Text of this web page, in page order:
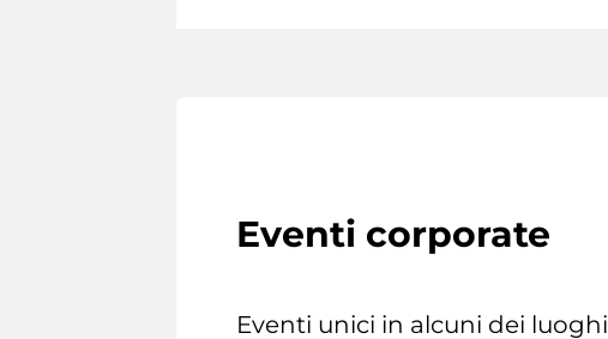
Eventi corporate
Eventi unici in alcuni dei luoghi